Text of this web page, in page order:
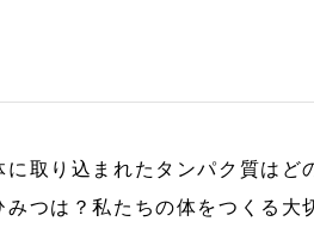
に取り込まれたタンパク質はど
みつは？私たちの体をつくる大